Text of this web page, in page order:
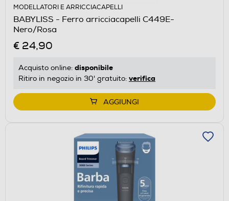
MODELLATORI E ARRICCIACAPELLI
BABYLISS - Ferro arricciacapelli C449E-
Nero/Rosa
€ 24,90
Acquisto online: disponibile
Ritiro in negozio in 30' gratuito: verifica
AGGIUNGI